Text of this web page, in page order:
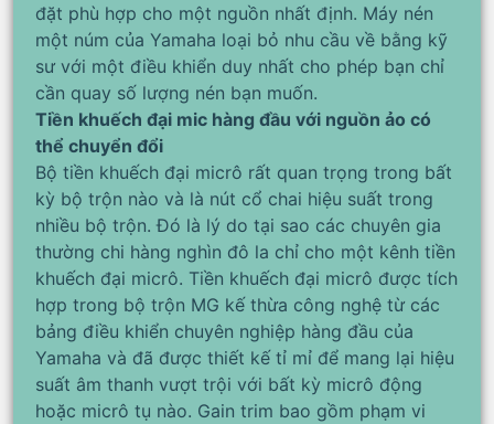
đặt phù hợp cho một nguồn nhất định. Máy nén
một núm của Yamaha loại bỏ nhu cầu về bằng kỹ
sư với một điều khiển duy nhất cho phép bạn chỉ
cần quay số lượng nén bạn muốn.
Tiền khuếch đại mic hàng đầu với nguồn ảo có
thể chuyển đổi
Bộ tiền khuếch đại micrô rất quan trọng trong bất
kỳ bộ trộn nào và là nút cổ chai hiệu suất trong
nhiều bộ trộn. Đó là lý do tại sao các chuyên gia
thường chi hàng nghìn đô la chỉ cho một kênh tiền
khuếch đại micrô. Tiền khuếch đại micrô được tích
hợp trong bộ trộn MG kế thừa công nghệ từ các
bảng điều khiển chuyên nghiệp hàng đầu của
Yamaha và đã được thiết kế tỉ mỉ để mang lại hiệu
suất âm thanh vượt trội với bất kỳ micrô động
hoặc micrô tụ nào. Gain trim bao gồm phạm vi